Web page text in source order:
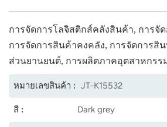
Tiếng
Indonesia
norsk
การจัดการโลจิสติกส์คลังสินค้า, การจั
การจัดการสินค้าคงคลัง, การจัดการสิ
ส่วนยานยนต์, การผลิตภาคอุตสาหกรร
หมายเลขสินค้า : JT-K15532
สี : Dark grey